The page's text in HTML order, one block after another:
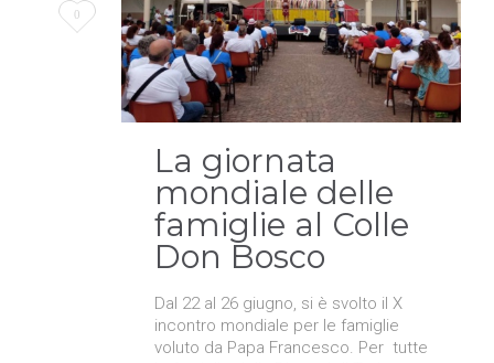
Love
0
La giornata
mondiale delle
famiglie al Colle
Don Bosco
Dal 22 al 26 giugno, si è svolto il X
incontro mondiale per le famiglie
voluto da Papa Francesco. Per tutte